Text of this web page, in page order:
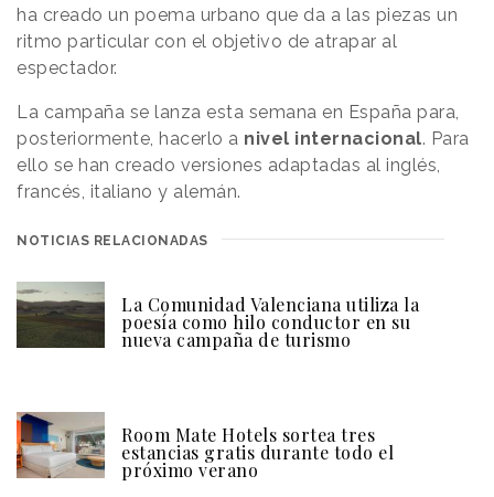
ha creado un poema urbano que da a las piezas un
ritmo particular con el objetivo de atrapar al
espectador.
La campaña se lanza esta semana en España para,
posteriormente, hacerlo a nivel internacional. Para
ello se han creado versiones adaptadas al inglés,
francés, italiano y alemán.
NOTICIAS RELACIONADAS
La Comunidad Valenciana utiliza la
poesía como hilo conductor en su
nueva campaña de turismo
Room Mate Hotels sortea tres
estancias gratis durante todo el
próximo verano